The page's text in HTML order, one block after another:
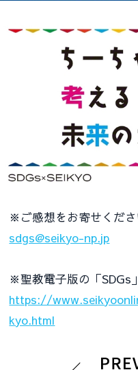
※ご感想をお寄せくだ
sdgs@seikyo-np.jp
※聖教電子版の「SDGs
https://
kyo.html